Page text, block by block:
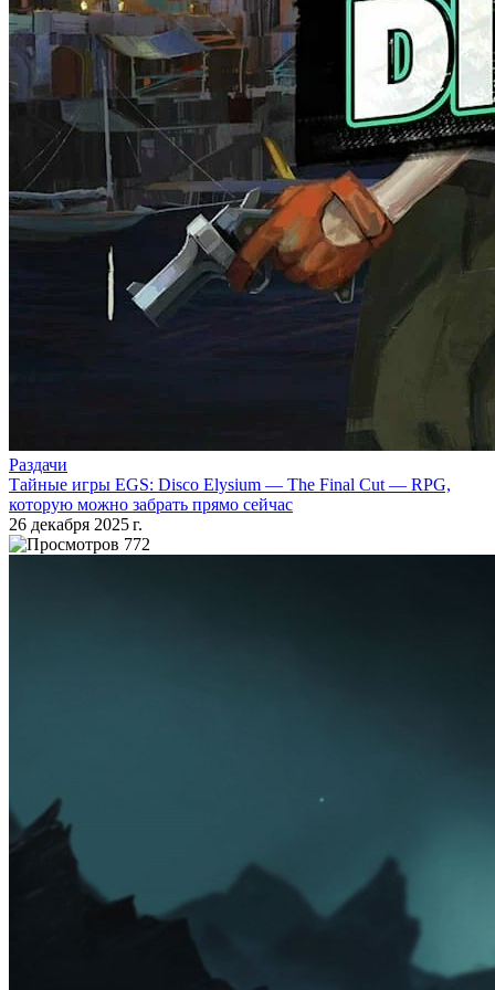
Раздачи
Тайные игры EGS: Disco Elysium — The Final Cut — RPG,
которую можно забрать прямо сейчас
26 декабря 2025 г.
772